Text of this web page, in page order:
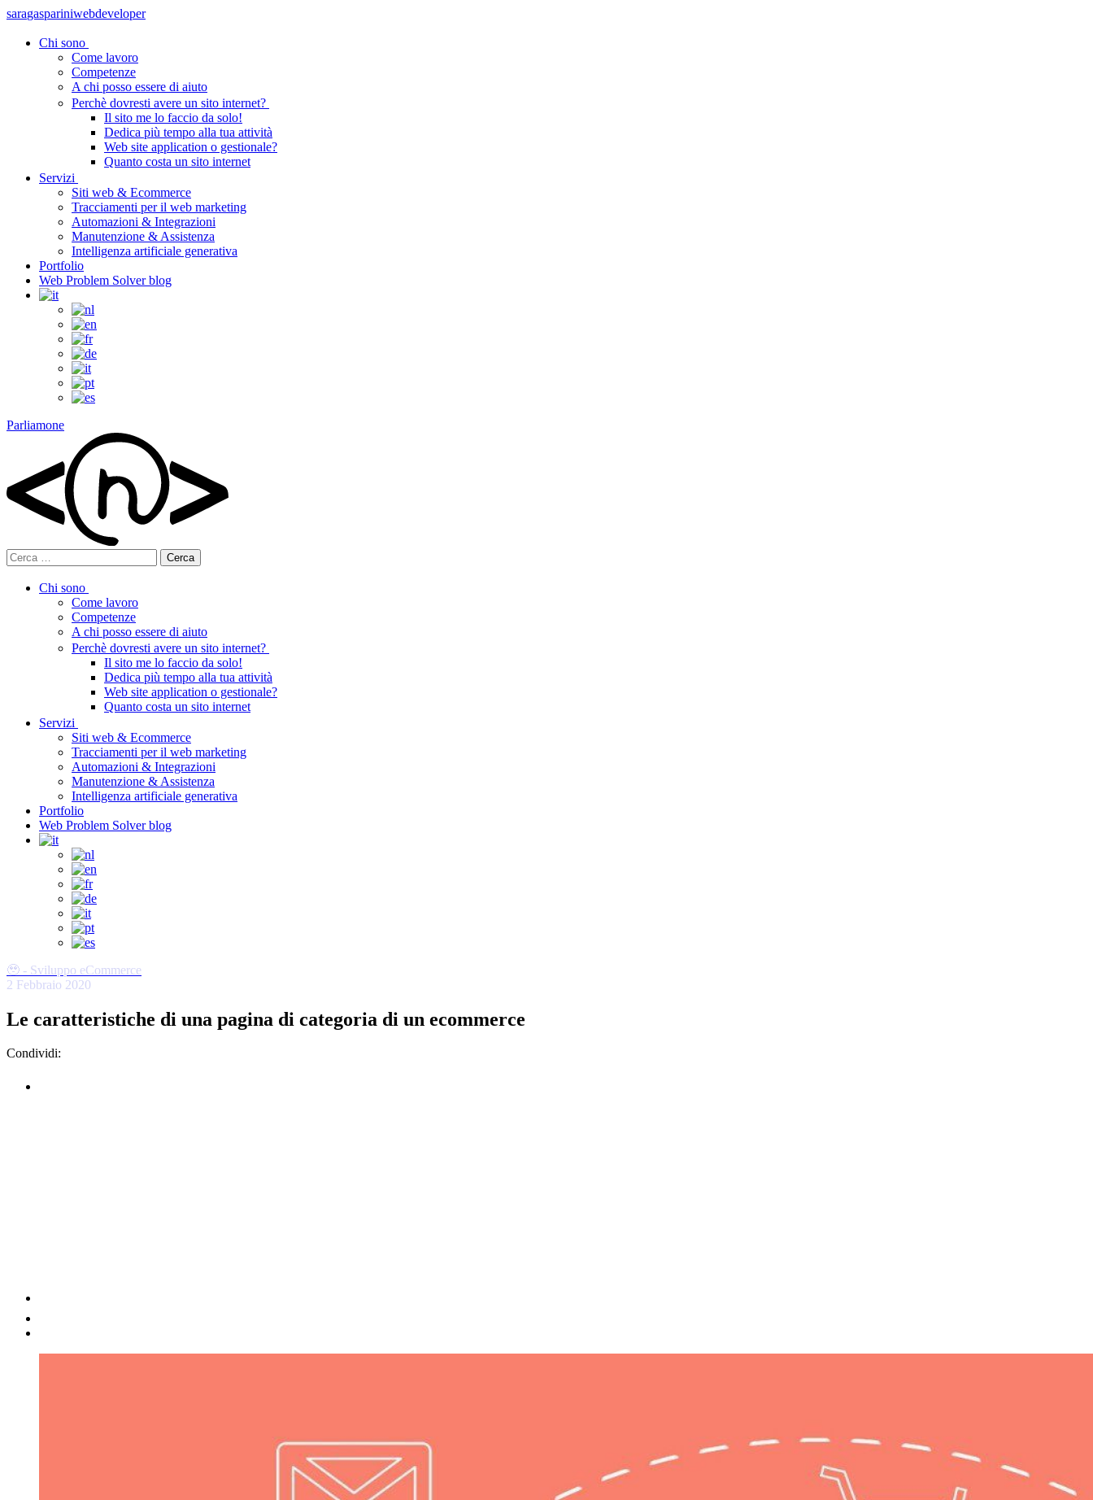
saragaspariniwebdeveloper
Chi sono
Come lavoro
Competenze
A chi posso essere di aiuto
Perchè dovresti avere un sito internet?
Il sito me lo faccio da solo!
Dedica più tempo alla tua attività
Web site application o gestionale?
Quanto costa un sito internet
Servizi
Siti web & Ecommerce
Tracciamenti per il web marketing
Automazioni & Integrazioni
Manutenzione & Assistenza
Intelligenza artificiale generativa
Portfolio
Web Problem Solver blog
Parliamone
Ricerca
per:
Chi sono
Come lavoro
Competenze
A chi posso essere di aiuto
Perchè dovresti avere un sito internet?
Il sito me lo faccio da solo!
Dedica più tempo alla tua attività
Web site application o gestionale?
Quanto costa un sito internet
Servizi
Siti web & Ecommerce
Tracciamenti per il web marketing
Automazioni & Integrazioni
Manutenzione & Assistenza
Intelligenza artificiale generativa
Portfolio
Web Problem Solver blog
🥹 - Sviluppo eCommerce
2 Febbraio 2020
Le caratteristiche di una pagina di categoria di un ecommerce
Condividi: